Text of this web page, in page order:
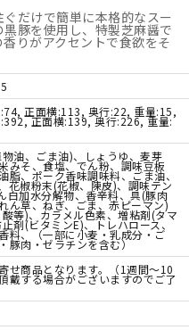
だけで簡単に本格的なスー
豚を使用し、特製芝麻醤で
りがアクセントで食欲をそ
:74, 正面横:113, 奥行:22, 重量:15,
:392, 正面横:139, 奥行:226, 重量:
油、ごま油)、しょうゆ、麦芽
みそ、食塩、でん粉、調味豆板
脂、ポーク香味調味料、ごま油、
花椒粉末(花椒、陳皮)、調味テン
白加水分解物、香辛料、具(豚肉
ん草、ねぎ、ごま、赤ピーマン)
等)、カラメル色素、増粘剤(タマ
剤(ビタミンE)、トレハロース、
料、（一部に小麦・乳成分・ご
豚肉・ゼラチンを含む）
せ商品となります。（1週間～10
戴する場合がございますのでご了